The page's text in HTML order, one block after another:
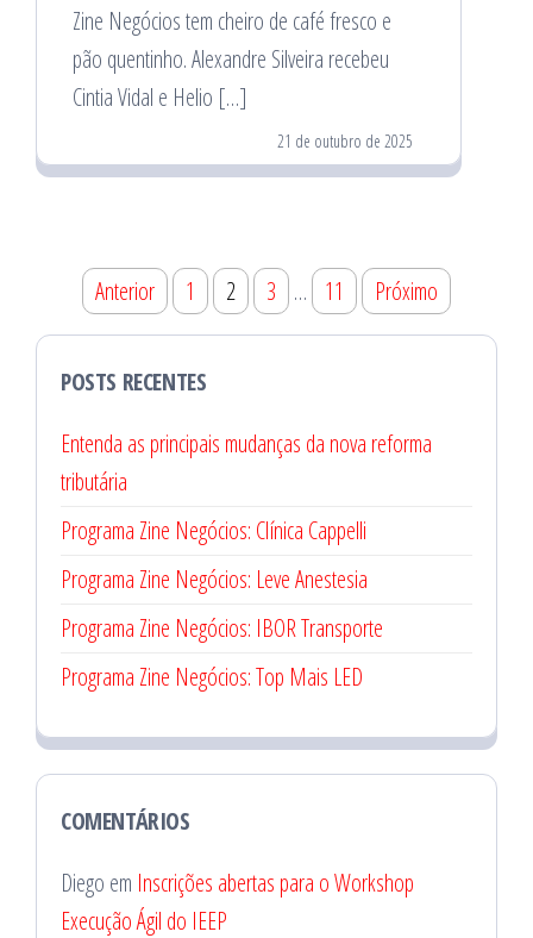
Zine Negócios tem cheiro de café fresco e
pão quentinho. Alexandre Silveira recebeu
Cintia Vidal e Helio […]
21 de outubro de 2025
Paginação
de
posts
Anterior 1 2 3 … 11 Próximo
POSTS RECENTES
Entenda as principais mudanças da nova reforma
tributária
Programa Zine Negócios: Clínica Cappelli
Programa Zine Negócios: Leve Anestesia
Programa Zine Negócios: IBOR Transporte
Programa Zine Negócios: Top Mais LED
COMENTÁRIOS
Diego em Inscrições abertas para o Workshop
Execução Ágil do IEEP